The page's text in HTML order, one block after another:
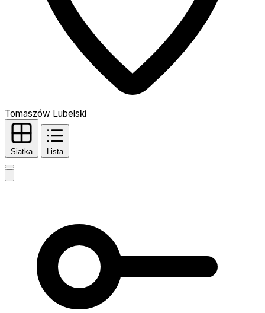
Tomaszów Lubelski
Siatka Lista